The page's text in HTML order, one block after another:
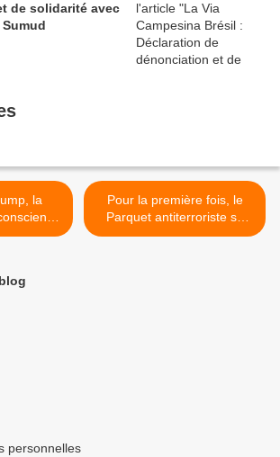
de solidarité avec
Pour la première fois, le
Parquet antiterroriste se
saisit d’une plainte pour
personnelles